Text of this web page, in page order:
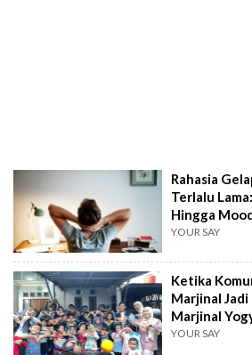
Rahasia
Terlalu
Hingga
YOUR SAY
Ketika
Marjinal Jadi
Marjinal
YOUR SAY